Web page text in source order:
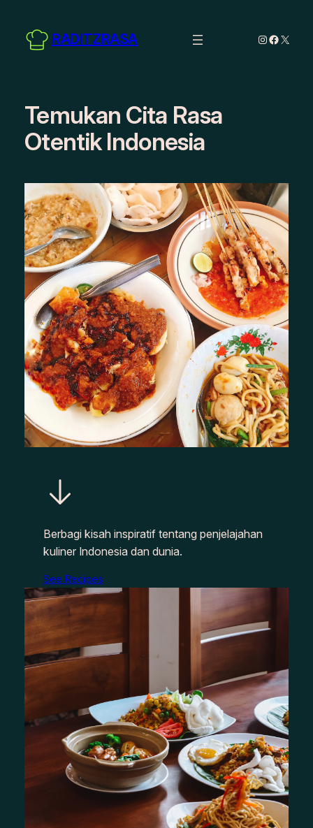
content
RADITZRASA Instagram
X
Temukan Cita Rasa
Otentik Indonesia
Berbagi kisah inspiratif tentang penjelajahan
kuliner Indonesia dan dunia.
See Recipes